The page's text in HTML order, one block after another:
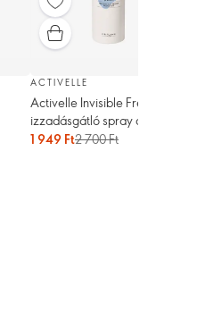
ACTIVELLE
Activelle Invisible Fresh
izzadásgátló spray dezodor
1 949 Ft2 700 Ft